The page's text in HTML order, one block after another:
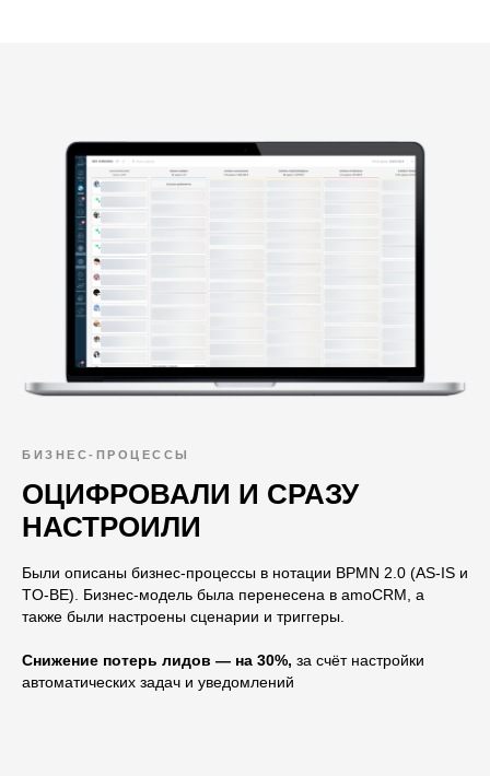
БИЗНЕС-ПРОЦЕССЫ
ОЦИФРОВАЛИ И СРАЗУ
НАСТРОИЛИ
Были описаны бизнес-процессы в нотации BPMN 2.0 (AS-IS и
TO-BE). Бизнес-модель была перенесена в amoCRM, а
также были настроены сценарии и триггеры.
Снижение потерь лидов — на 30%, за счёт настройки
автоматических задач и уведомлений